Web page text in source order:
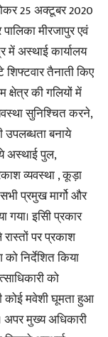
25 अक्टूबर 2020
मीरजापुर एवं
में अस्थाई कार्यालय
तैनाती किए
क्षेत्र की गलियों में
सुनिश्चित करने,
बनाये
अस्थाई पुल,
व्यवस्था , कूड़ा
प्रमुख मार्गो और
गया। इसीि प्रकार
पर प्रकाश
निर्देशित किया
को
कोई मवेशी घूमता हुआ
अपर मुख्य अधिकारी